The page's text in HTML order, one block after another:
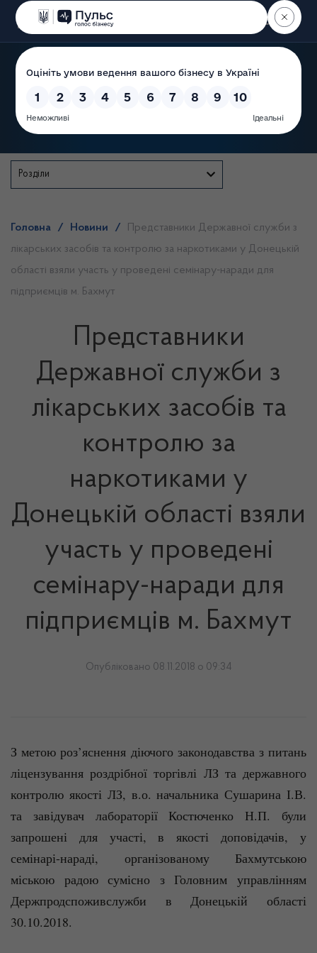
Пошук
Розділи
Головна / Новини /
Представники Державної служби з
лікарських засобів та контролю за наркотиками у Донецькій
області взяли участь у проведені семінару-наради для
підприємців м. Бахмут
Представники
Державної служби з
лікарських засобів та
контролю за
наркотиками у
Донецькій області взяли
участь у проведені
семінару-наради для
підприємців м. Бахмут
Опубліковано 08.11.2018 о 09:34
З метою роз’яснення діючого законодавства з питань
ліцензування роздрібної торгівлі ЛЗ та державного
контролю якості ЛЗ, в.о. начальника Сушарина І.В.
та завідувач лабораторії Костюченко Н.П. були
запрошені для участі, в якості доповідачів, у
семінарі-нараді, організованому Бахмутською
міською радою сумісно з Головним управлінням
Держпродспоживслужби в Донецькій області
30.10.2018.